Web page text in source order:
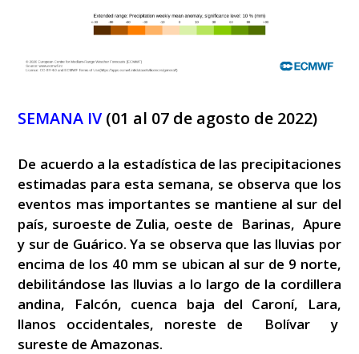
SEMANA IV(01 al 07 de agosto de 2022)
De acuerdo a la estadística de las precipitaciones
estimadas para esta semana, se observa que los
eventos mas importantes se mantiene al sur del
país, suroeste de Zulia, oeste de Barinas, Apure
y sur de Guárico. Ya se observa que las lluvias por
encima de los 40 mm se ubican al sur de 9 norte,
debilitándose las lluvias a lo largo de la cordillera
andina, Falcón, cuenca baja del Caroní, Lara,
llanos occidentales, noreste de Bolívar y
sureste de Amazonas.